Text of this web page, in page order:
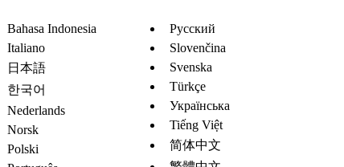
Bahasa Indonesia
Italiano
日本語
한국어
Nederlands
Norsk
Polski
Русский
Slovenčina
Svenska
Türkçe
Украïнська
Tiếng Việt
简体中文